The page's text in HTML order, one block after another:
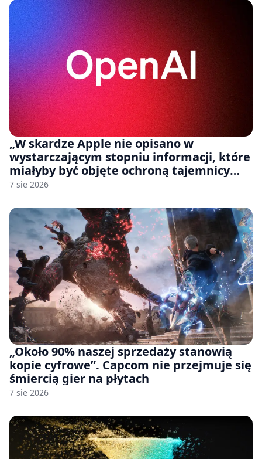
„W skardze Apple nie opisano w
wystarczającym stopniu informacji, które
miałyby być objęte ochroną tajemnicy
handlowej”. OpenAI żąda odrzucenia
7 sie 2026
„Około 90% naszej sprzedaży stanowią
kopie cyfrowe”. Capcom nie przejmuje się
śmiercią gier na płytach
7 sie 2026